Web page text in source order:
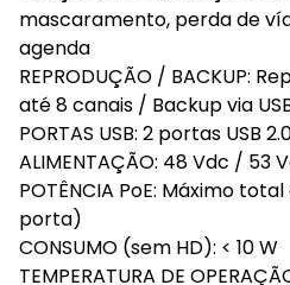
mascaramento, perda de
agenda
REPRODUÇÃO / BACKUP:
até 8 canais / Backup via
PORTAS USB: 2 portas USB
ALIMENTAÇÃO: 48 Vdc /
POTÊNCIA PoE: Máximo
porta)
CONSUMO (sem HD): < 10 W
TEMPERATURA DE